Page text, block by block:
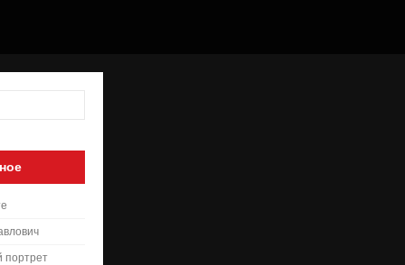
портрет